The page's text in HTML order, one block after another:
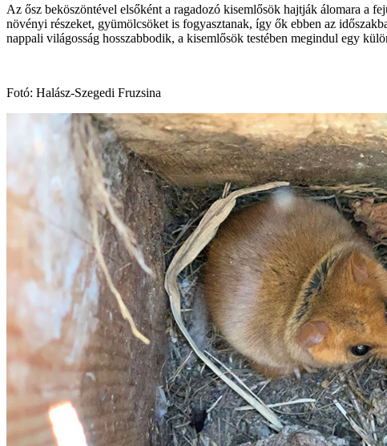
Az ősz beköszöntével elsőként a ragadozó kisemlősök hajtják álomara a
növényi részeket, gyümölcsöket is fogyasztanak, így ők ebben az
nappali világosság hosszabbodik, a kisemlősök testében megindul egy
Fotó: Halász-Szegedi Fruzsina